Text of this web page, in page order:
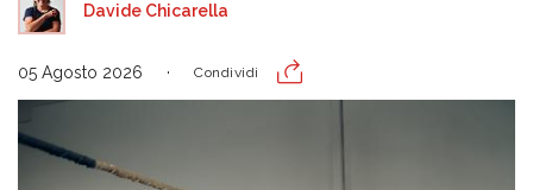
Davide Chicarella
05 Agosto 2026 Condividi